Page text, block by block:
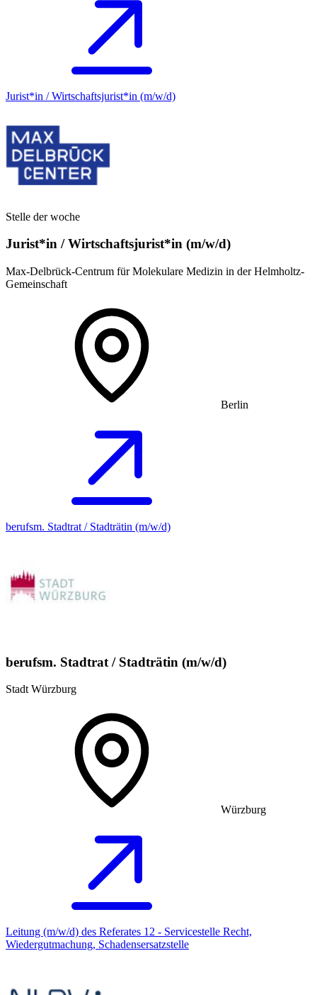
Jurist*in / Wirtschafts­jurist*in (m/w/d)
Stelle der woche
Jurist*in / Wirtschafts­jurist*in (m/w/d)
Max-Delbrück-Centrum für Molekulare Medizin in der Helmholtz-
Gemeinschaft
Berlin
berufsm. Stadtrat / Stadträtin (m/w/d)
berufsm. Stadtrat / Stadträtin (m/w/d)
Stadt Würzburg
Würzburg
Leitung (m/w/d) des Referates 12 - Servicestelle Recht,
Wiedergutmachung, Schadensersatzstelle